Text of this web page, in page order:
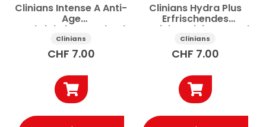
Clinians Intense A Anti-
Age
Feuchtigkeitsspendende
Reinigungsmilch
Hyaluronsäure 200ml
Clinians
CHF 7.00
Clinians Hydra Plus
Erfrischendes
Gesichtsreinigungsgel
150ml
Clinians
CHF 7.00